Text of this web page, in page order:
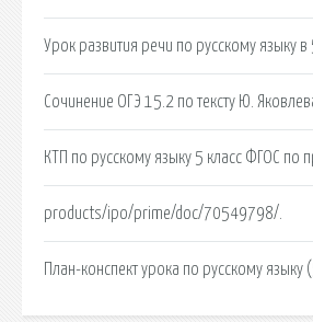
Урок развития речи по русскому языку в
Сочинение ОГЭ 15.2 по тексту Ю.
КТП по русскому языку 5 класс ФГОС по
products/ipo/prime/doc/70549798/.
План-конспект урока по русскому языку